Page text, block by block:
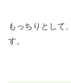
もっちりとして
す。